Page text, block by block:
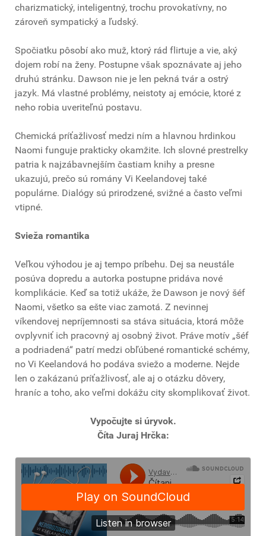
charizmatický, inteligentný, trochu provokatívny, no
zároveň sympatický a ľudský.
Spočiatku pôsobí ako muž, ktorý rád flirtuje a vie, aký
dojem robí na ženy. Postupne však spoznávate aj jeho
druhú stránku. Dawson nie je len pekná tvár a ostrý
jazyk. Má vlastné problémy, neistoty aj emócie, ktoré z
neho robia uveriteľnú postavu.
Chemická príťažlivosť medzi ním a hlavnou hrdinkou
Naomi funguje prakticky okamžite. Ich slovné prestrelky
patria k najzábavnejším častiam knihy a presne
ukazujú, prečo sú romány Vi Keelandovej také
populárne. Dialógy sú prirodzené, svižné a často veľmi
vtipné.
Svieža romantika
Veľkou výhodou je aj tempo príbehu. Dej sa neustále
posúva dopredu a autorka postupne pridáva nové
komplikácie. Keď sa totiž ukáže, že Dawson je nový šéf
Naomi, všetko sa ešte viac zamotá. Z nevinnej
víkendovej nepríjemnosti sa stáva situácia, ktorá môže
ovplyvniť ich pracovný aj osobný život. Práve motív „šéf
a podriadená“ patrí medzi obľúbené romantické schémy,
no Vi Keelandová ho podáva sviežo a moderne. Nejde
len o zakázanú príťažlivosť, ale aj o otázku dôvery,
hraníc a toho, ako veľmi dokážu city skomplikovať život.
Vypočujte si úryvok.
Číta Juraj Hrčka: